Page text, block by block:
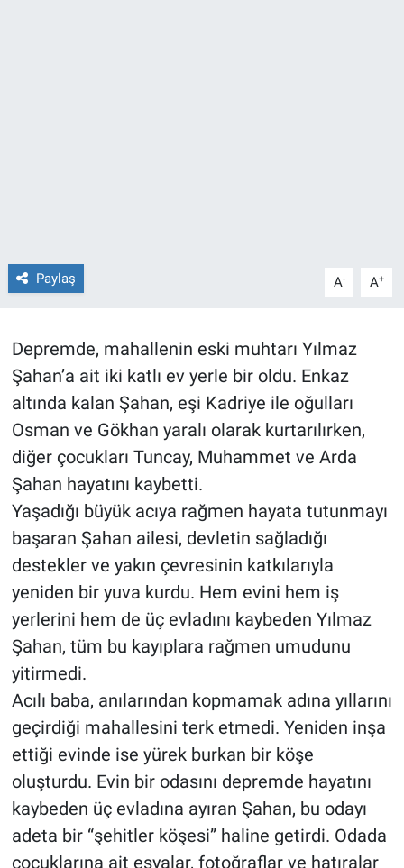
Paylaş A- A+
Depremde, mahallenin eski muhtarı Yılmaz
Şahan’a ait iki katlı ev yerle bir oldu. Enkaz
altında kalan Şahan, eşi Kadriye ile oğulları
Osman ve Gökhan yaralı olarak kurtarılırken,
diğer çocukları Tuncay, Muhammet ve Arda
Şahan hayatını kaybetti.
Yaşadığı büyük acıya rağmen hayata tutunmayı
başaran Şahan ailesi, devletin sağladığı
destekler ve yakın çevresinin katkılarıyla
yeniden bir yuva kurdu. Hem evini hem iş
yerlerini hem de üç evladını kaybeden Yılmaz
Şahan, tüm bu kayıplara rağmen umudunu
yitirmedi.
Acılı baba, anılarından kopmamak adına yıllarını
geçirdiği mahallesini terk etmedi. Yeniden inşa
ettiği evinde ise yürek burkan bir köşe
oluşturdu. Evin bir odasını depremde hayatını
kaybeden üç evladına ayıran Şahan, bu odayı
adeta bir “şehitler köşesi” haline getirdi. Odada
çocuklarına ait eşyalar, fotoğraflar ve hatıralar
BİLİM VE TEKNOLOJİ
Bölge